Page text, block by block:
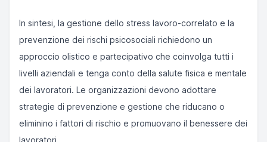
In sintesi, la gestione dello stress lavoro-correlato e la
prevenzione dei rischi psicosociali richiedono un
approccio olistico e partecipativo che coinvolga tutti i
livelli aziendali e tenga conto della salute fisica e mentale
dei lavoratori. Le organizzazioni devono adottare
strategie di prevenzione e gestione che riducano o
eliminino i fattori di rischio e promuovano il benessere dei
lavoratori.